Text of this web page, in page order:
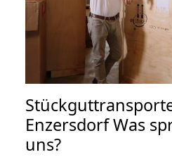
Enzersdorf Was
uns?